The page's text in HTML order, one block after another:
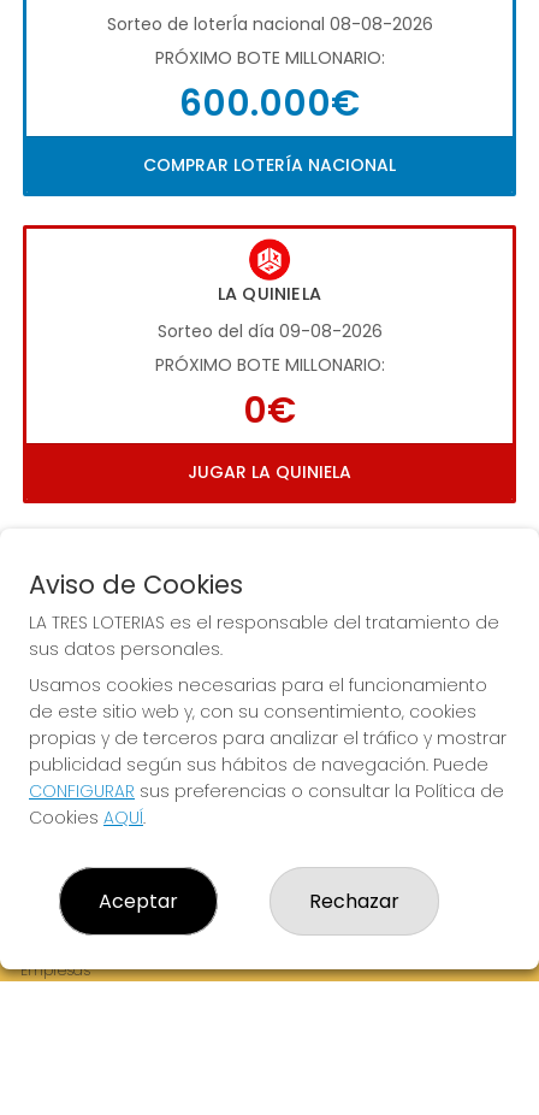
Sorteo de loterÍa nacional 08-08-2026
PRÓXIMO BOTE MILLONARIO:
600.000€
COMPRAR LOTERÍA NACIONAL
LA QUINIELA
Sorteo del día 09-08-2026
PRÓXIMO BOTE MILLONARIO:
0€
JUGAR LA QUINIELA
¡La Tres Loterias te desea Mucha Suerte!
¿Quiénes somos?
Comprar lotería
Resultados
Empresas
Aviso de Cookies
LA TRES LOTERIAS es el responsable del tratamiento de
sus datos personales.
Usamos cookies necesarias para el funcionamiento
de este sitio web y, con su consentimiento, cookies
propias y de terceros para analizar el tráfico y mostrar
publicidad según sus hábitos de navegación. Puede
CONFIGURAR sus preferencias o consultar la Política de
Cookies AQUÍ.
Aceptar Rechazar